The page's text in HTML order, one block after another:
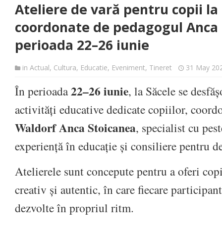
Ateliere de vară pentru copii la
coordonate de pedagogul
perioada 22–26 iunie
in Actual, Cultura, Educatie, Eveniment, Tineret 31 May
În perioada22–26 iunie, la Săcele se
activități educative dedicate copiilor,
Waldorf Anca Stoicanea, specialist cu
experiență în educație și consiliere pentru
Atelierele sunt concepute pentru a oferi
creativ și autentic, în care fiecare
dezvolte în propriul ritm.